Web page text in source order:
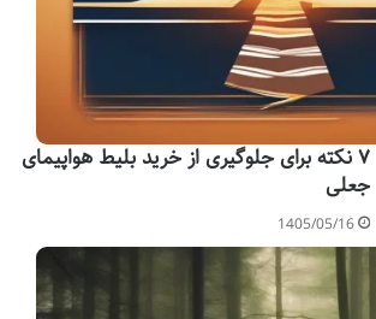
۷ نکته برای جلوگیری از خرید بلیط هواپیمای
جعلی
1405/05/16